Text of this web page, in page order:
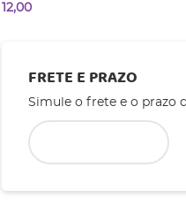
12,00
FRETE E PRAZO
Simule o frete e o prazo